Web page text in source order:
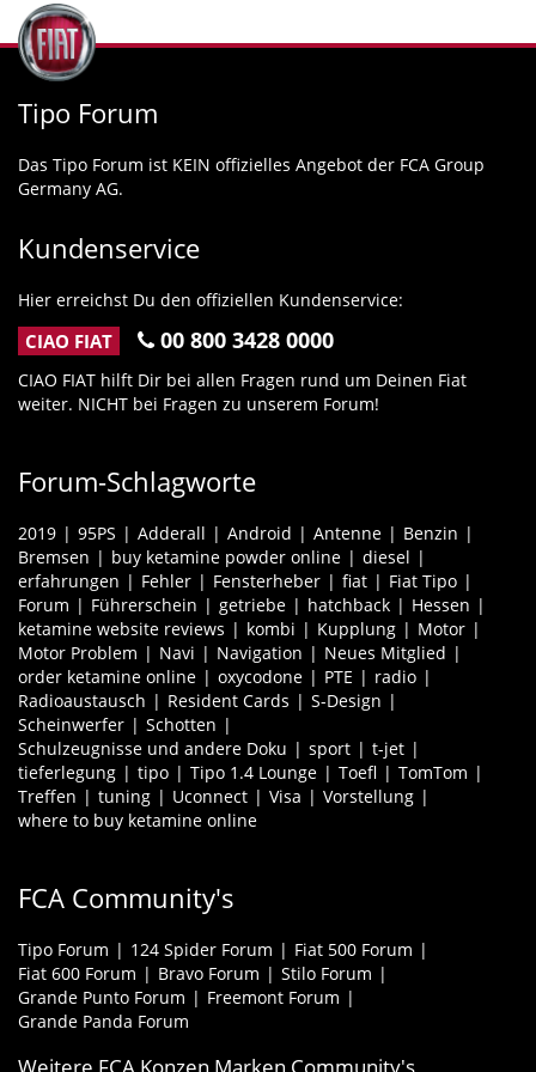
Tipo Forum
Das Tipo Forum ist KEIN offizielles Angebot der FCA Group
Germany AG.
Kundenservice
Hier erreichst Du den offiziellen Kundenservice:
CIAO FIAT 00 800 3428 0000
CIAO FIAT hilft Dir bei allen Fragen rund um Deinen Fiat
weiter. NICHT bei Fragen zu unserem Forum!
Forum-Schlagworte
2019 95PS Adderall Android Antenne
Benzin
Bremsen
buy ketamine powder online
diesel
erfahrungen
Fehler Fensterheber fiat
Fiat Tipo
Forum
Führerschein getriebe hatchback
Hessen
ketamine website reviews
kombi Kupplung
Motor
Motor Problem
Navi Navigation
Neues Mitglied
order ketamine online
oxycodone PTE
radio
Radioaustausch
Resident Cards
S-Design
Scheinwerfer
Schotten
Schulzeugnisse und andere Doku
sport
t-jet
tieferlegung
tipo Tipo 1.4 Lounge Toefl
TomTom
Treffen
tuning Uconnect Visa
Vorstellung
where to buy ketamine online
FCA Community's
Tipo Forum 124 Spider Forum
Fiat 500 Forum
Fiat 600 Forum
Bravo Forum
Stilo Forum
Grande Punto Forum
Freemont Forum
Grande Panda Forum
Weitere FCA Konzen Marken Community's